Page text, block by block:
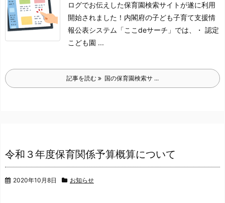
ログでお伝えした保育園検索サイトが遂に利用
開始されました！ 内閣府の子ども子育て支援情
報公表システム「ここdeサーチ」では、
・ 認定
こども園 ...
記事を読む 国の保育園検索サ ...
令和３年度保育関係予算概算について
2020年10月8日 お知らせ